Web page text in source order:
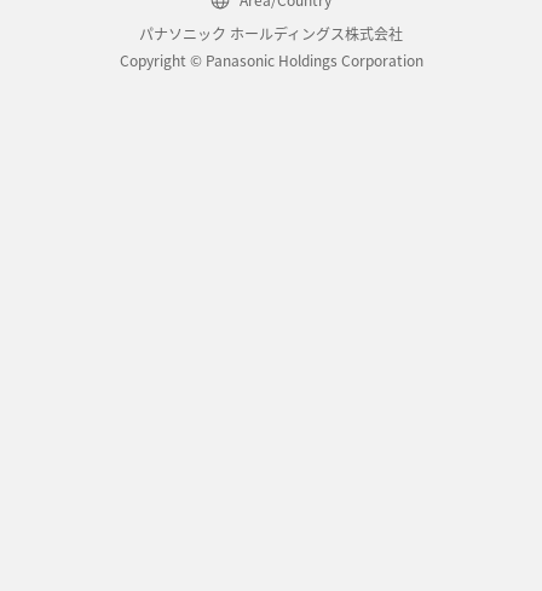
パナソニック ホールディングス株式会社
Copyright © Panasonic Holdings Corporation